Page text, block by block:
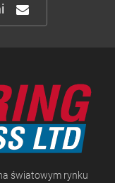
światowym rynku